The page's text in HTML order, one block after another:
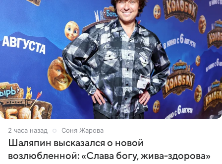
2 часа назад Соня Жарова
Шаляпин высказался о новой
возлюбленной: «Слава богу, жива-здорова»